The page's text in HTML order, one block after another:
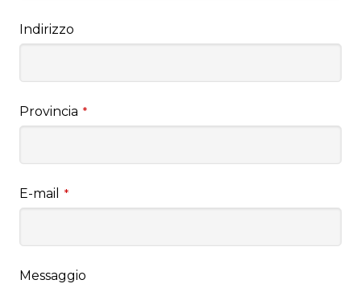
Indirizzo
Provincia *
E-mail *
Messaggio